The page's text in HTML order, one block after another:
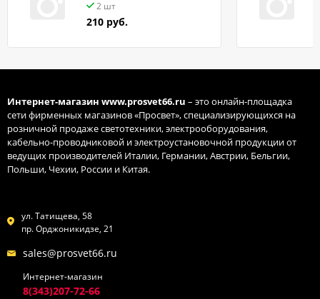
2 шт
210 руб.
Интернет-магазин www.prosvet66.ru – это онлайн-площадка
сети фирменных магазинов «Просвет», специализирующихся на
розничной продаже светотехники, электрооборудования,
кабельно-проводниковой и электроустановочной продукции от
ведущих производителей Италии, Германии, Австрии, Бельгии,
Польши, Чехии, России и Китая.
ул. Татищева, 58
пр. Орджоникидзе, 21
sales@prosvet66.ru
Интернет-магазин
8(343)207-72-66